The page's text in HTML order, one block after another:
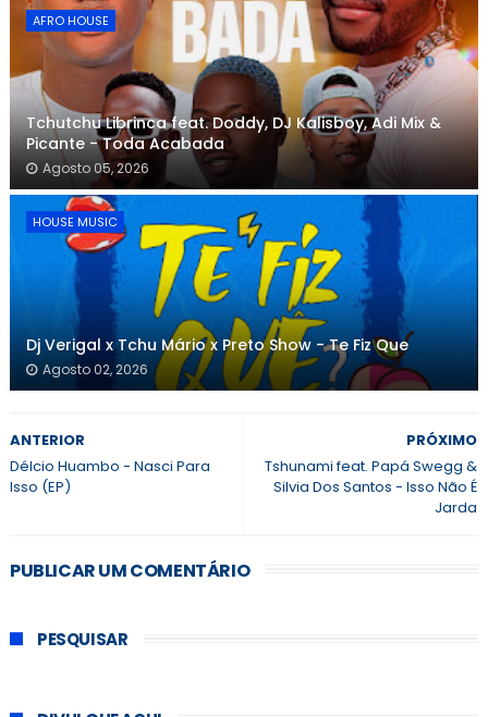
AFRO HOUSE
Tchutchu Librinca feat. Doddy, DJ Kalisboy, Adi Mix &
Picante - Toda Acabada
Agosto 05, 2026
HOUSE MUSIC
Dj Verigal x Tchu Mário x Preto Show - Te Fiz Que
Agosto 02, 2026
PRÓXIMO
Tshunami feat. Papá Swegg &
Silvia Dos Santos - Isso Não É
Jarda
ANTERIOR
Délcio Huambo - Nasci Para
Isso (EP)
PUBLICAR UM COMENTÁRIO
PESQUISAR